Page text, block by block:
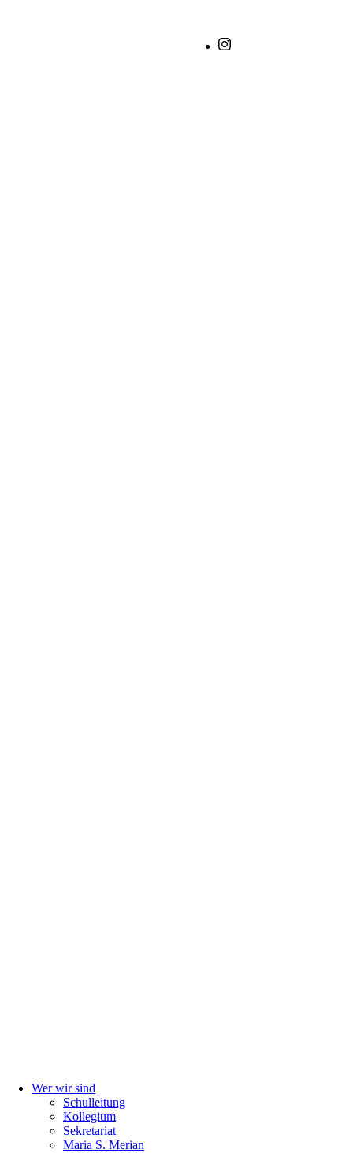
Wer wir sind
Schulleitung
Kollegium
Sekretariat
Maria S. Merian